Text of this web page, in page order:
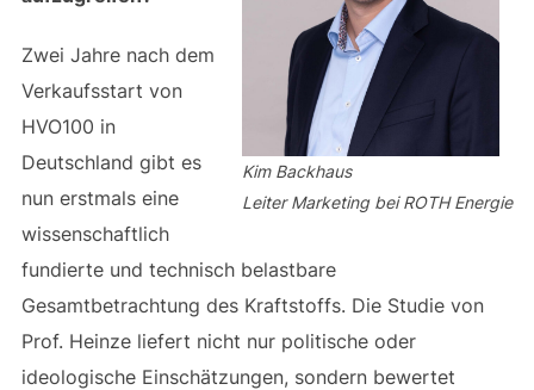
Kim Backhaus
Leiter Marketing bei ROTH Energie
Zwei Jahre nach dem
Verkaufsstart von
HVO100 in
Deutschland gibt es
nun erstmals eine
wissenschaftlich
fundierte und technisch belastbare
Gesamtbetrachtung des Kraftstoffs. Die Studie von
Prof. Heinze liefert nicht nur politische oder
ideologische Einschätzungen, sondern bewertet